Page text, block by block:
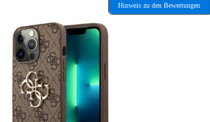
Hinweis zu den Bewertungen